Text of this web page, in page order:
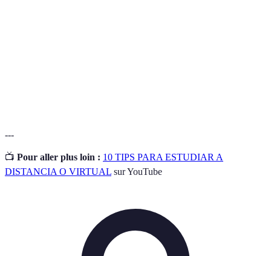
---
📺 Pour aller plus loin : 10 TIPS PARA ESTUDIAR A
DISTANCIA O VIRTUAL sur YouTube